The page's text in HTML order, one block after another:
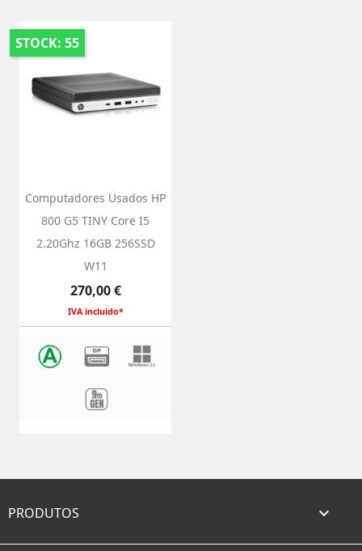
STOCK: 55
Computadores Usados HP
800 G5 TINY Core I5
2.20Ghz 16GB 256SSD
W11
Preço
270,00 €
IVA incluido*
PRODUTOS 